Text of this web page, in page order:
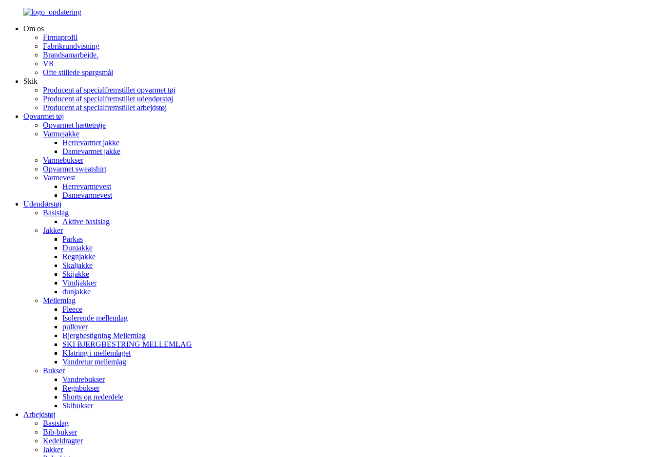
Om os
Firmaprofil
Fabrikrundvisning
Brandsamarbejde.
VR
Ofte stillede spørgsmål
Skik
Producent af specialfremstillet opvarmet tøj
Producent af specialfremstillet udendørstøj
Producent af specialfremstillet arbejdstøj
Opvarmet tøj
Opvarmet hættetrøje
Varmejakke
Herrevarmet jakke
Damevarmet jakke
Varmebukser
Opvarmet sweatshirt
Varmevest
Herrevarmevest
Damevarmevest
Udendørstøj
Basislag
Aktive basislag
Jakker
Parkas
Dunjakke
Regnjakke
Skaljakke
Skijakke
Vindjakker
dunjakke
Mellemlag
Fleece
Isolerende mellemlag
pullover
Bjergbestigning Mellemlag
SKI BJERGBESTRING MELLEMLAG
Klatring i mellemlaget
Vandretur mellemlag
Bukser
Vandrebukser
Regnbukser
Shorts og nederdele
Skibukser
Arbejdstøj
Basislag
Bib-bukser
Kedeldragter
Jakker